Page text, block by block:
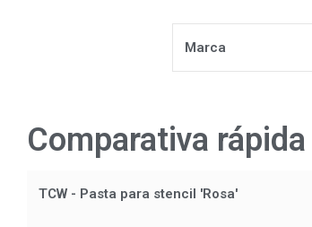
Marca
Comparativa rápida
TCW - Pasta para stencil 'Rosa'